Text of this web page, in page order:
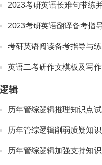
2023考研英语长难句带练
2023考研英语翻译备考指
考研英语阅读备考指导与
英语二考研作文模板及写
逻辑
历年管综逻辑推理知识点
历年管综逻辑削弱质疑知
历年管综逻辑加强支持知